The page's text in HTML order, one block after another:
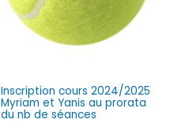
Inscription cours 2024/2025
Myriam et Yanis au prorata
du nb de séances